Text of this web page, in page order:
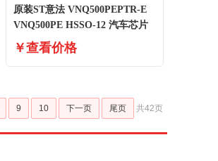
原装ST意法 VNQ500PEPTR-E
VNQ500PE HSSO-12 汽车芯片
￥查看价格
9 10 下一页 尾页 共42页